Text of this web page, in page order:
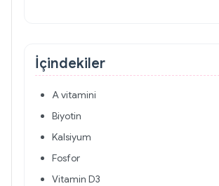
İçindekiler
A vitamini
Biyotin
Kalsiyum
Fosfor
Vitamin D3